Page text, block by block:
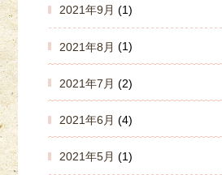
2021年9月 (1)
2021年8月 (1)
2021年7月 (2)
2021年6月 (4)
2021年5月 (1)